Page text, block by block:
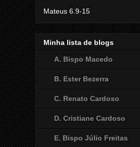
Mateus 6.9-15
Minha lista de blogs
A. Bispo Macedo
B. Ester Bezerra
C. Renato Cardoso
D. Cristiane Cardoso
E. Bispo Júlio Freitas